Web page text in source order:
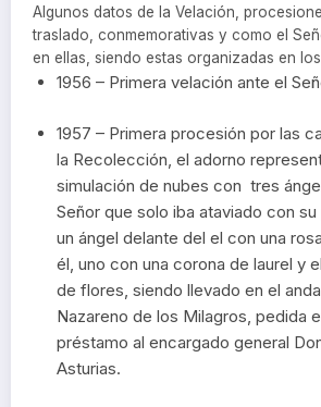
Algunos datos de la Velación,
traslado, conmemorativas y como el
en ellas, siendo estas organizadas en
1956 – Primera velación ante el
1957 – Primera procesión por las
la Recolección, el adorno
simulación de nubes con tres
Señor que solo iba ataviado con su
un ángel delante del el con una
él, uno con una corona de laurel y
de flores, siendo llevado en el
Nazareno de los Milagros, pedida
préstamo al encargado general
Asturias.